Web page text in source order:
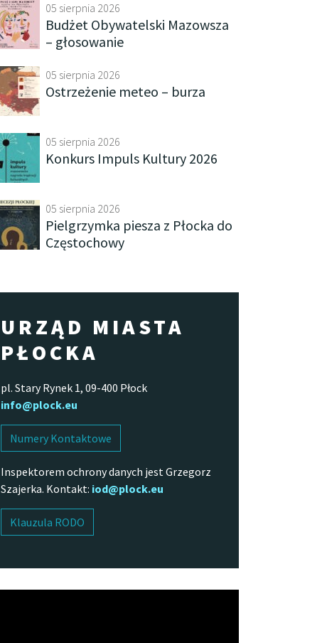
05 sierpnia 2026
Budżet Obywatelski Mazowsza
– głosowanie
05 sierpnia 2026
Ostrzeżenie meteo – burza
05 sierpnia 2026
Konkurs Impuls Kultury 2026
05 sierpnia 2026
Pielgrzymka piesza z Płocka do
Częstochowy
URZĄD MIASTA
PŁOCKA
pl. Stary Rynek 1, 09-400 Płock
info@plock.eu
Numery Kontaktowe
Inspektorem ochrony danych jest Grzegorz
Szajerka. Kontakt: iod@plock.eu
Klauzula RODO